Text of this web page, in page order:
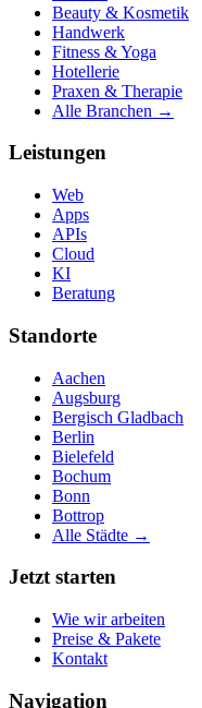
Beauty & Kosmetik
Handwerk
Fitness & Yoga
Hotellerie
Praxen & Therapie
Alle Branchen →
Leistungen
Web
Apps
APIs
Cloud
KI
Beratung
Standorte
Aachen
Augsburg
Bergisch Gladbach
Berlin
Bielefeld
Bochum
Bonn
Bottrop
Alle Städte →
Jetzt starten
Wie wir arbeiten
Preise & Pakete
Kontakt
Navigation